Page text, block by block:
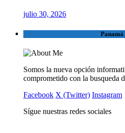
julio 30, 2026
Somos la nueva opción
comprometido con la busqueda
Facebook X (Twitter) Instagram
Sígue nuestras redes sociales